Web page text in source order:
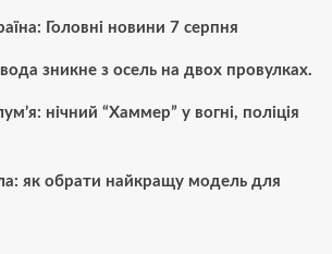
Головні новини 7 серпня
зникне з осель на двох провулках.
нічний “Хаммер” у вогні, поліція
як обрати найкращу модель для